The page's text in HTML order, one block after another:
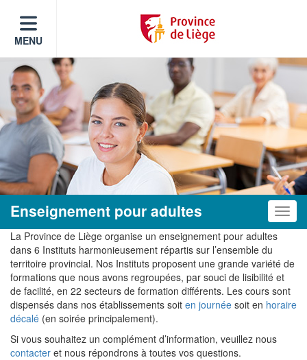
MENU
Enseignement pour adultes
La Province de Liège organise un enseignement pour adultes
dans 6 Instituts harmonieusement répartis sur l’ensemble du
territoire provincial. Nos Instituts proposent une grande variété de
formations que nous avons regroupées, par souci de lisibilité et
de facilité, en 22 secteurs de formation différents. Les cours sont
dispensés dans nos établissements soit en journée soit en horaire
décalé (en soirée principalement).
Si vous souhaitez un complément d’information, veuillez nous
contacter et nous répondrons à toutes vos questions.